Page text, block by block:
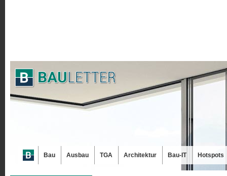
Bau Ausbau TGA Architektur Bau-IT Hotspots